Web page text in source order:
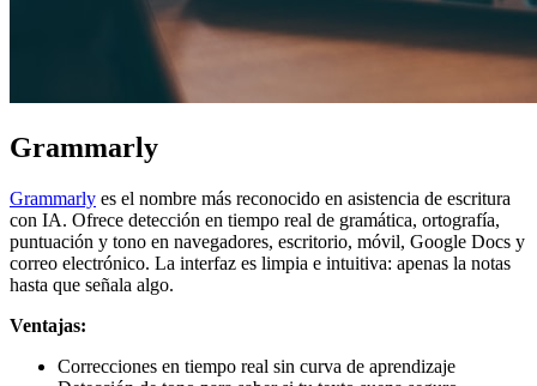
Grammarly
Grammarly es el nombre más reconocido en asistencia de escritura
con IA. Ofrece detección en tiempo real de gramática, ortografía,
puntuación y tono en navegadores, escritorio, móvil, Google Docs y
correo electrónico. La interfaz es limpia e intuitiva: apenas la notas
hasta que señala algo.
Ventajas:
Correcciones en tiempo real sin curva de aprendizaje